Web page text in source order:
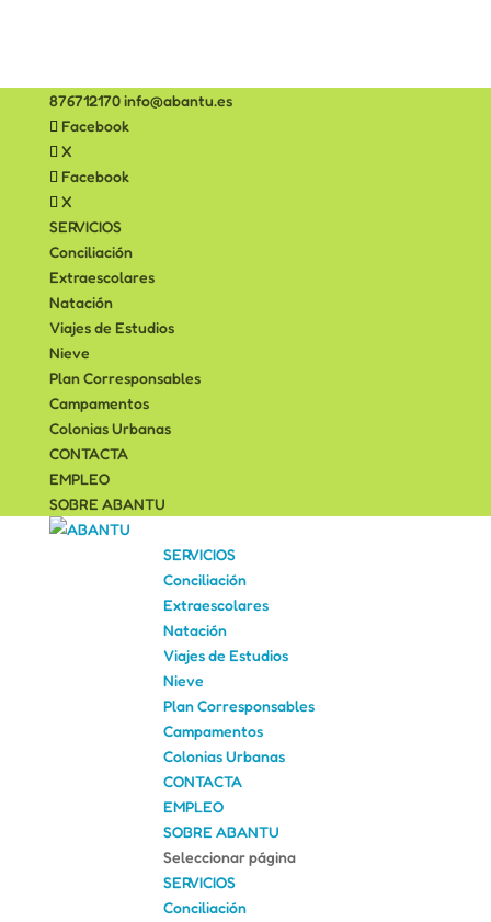
876712170info@abantu.es
Facebook
X
Facebook
X
SERVICIOS
Conciliación
Extraescolares
Natación
Viajes de Estudios
Nieve
Plan Corresponsables
Campamentos
Colonias Urbanas
CONTACTA
EMPLEO
SOBRE ABANTU
SERVICIOS
Conciliación
Extraescolares
Natación
Viajes de Estudios
Nieve
Plan Corresponsables
Campamentos
Colonias Urbanas
CONTACTA
EMPLEO
SOBRE ABANTU
Seleccionar página
SERVICIOS
Conciliación